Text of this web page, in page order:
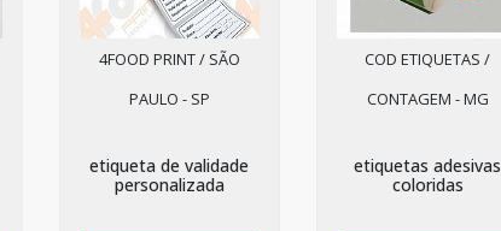
4FOOD PRINT / SÃO
PAULO - SP
etiqueta de validade
personalizada
COD ETIQUETAS /
CONTAGEM - MG
etiquetas adesivas
coloridas